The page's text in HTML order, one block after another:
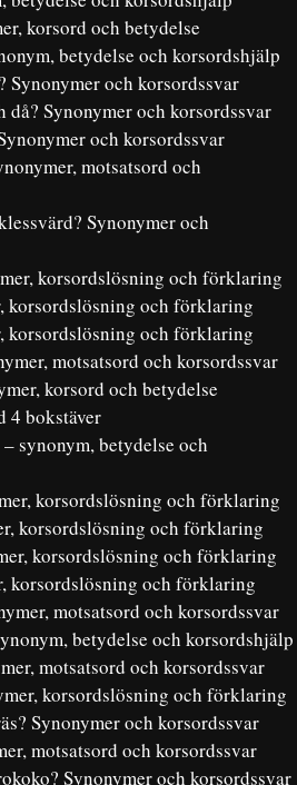
korsord och betydelse
betydelse och korsordshjälp
Synonymer och korsordssvar
då? Synonymer och korsordssvar
och korsordssvar
motsatsord och
Synonymer och
korsordslösning och förklaring
korsordslösning och förklaring
korsordslösning och förklaring
motsatsord och korsordssvar
korsord och betydelse
4 bokstäver
synonym, betydelse och
korsordslösning och förklaring
korsordslösning och förklaring
korsordslösning och förklaring
korsordslösning och förklaring
motsatsord och korsordssvar
betydelse och korsordshjälp
motsatsord och korsordssvar
korsordslösning och förklaring
Synonymer och korsordssvar
motsatsord och korsordssvar
Synonymer och korsordssvar